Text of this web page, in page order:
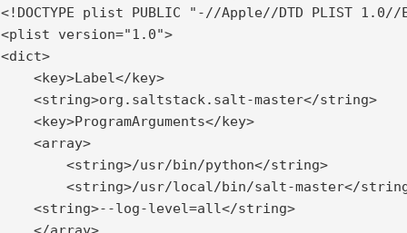
<!DOCTYPE plist PUBLIC "-//Apple//DTD PLIST
<plist version="1.0">
<dict>
<key>Label</key>
<string>org.saltstack.salt-master</string>
<key>ProgramArguments</key>
<array>
<string>/usr/bin/python</string>
<string>/usr/local/bin/salt-master</
<string>--log-level=all</string>